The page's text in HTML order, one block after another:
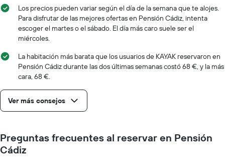
medio
de
una
habitación
gráfico
muestra
que
indica
número
de
días
para
la
Los precios pueden variar según el día de la semana que te alojes.
Para disfrutar de las mejores ofertas en Pensión Cádiz, intenta
escoger el martes o el sábado. El día más caro suele ser el
miércoles.
La habitación más barata que los usuarios de KAYAK reservaron en
Pensión Cádiz durante las dos últimas semanas costó 68 €, y la más
cara, 68 €.
Ver más consejos
Preguntas frecuentes al reservar en Pensión
Cádiz